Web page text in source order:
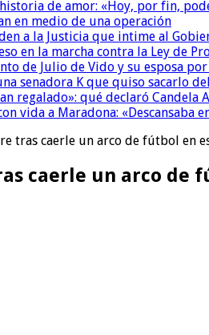
de amor: «Hoy, por fin,
en medio de una operación
a la Justicia que intime al
en la marcha contra la Ley de
de Julio de Vido y su esposa
senadora K que quiso sacarlo
regalado»: qué declaró Candela
vida a Maradona: «Descansaba
tras caerle un arco de fútbol en
caerle un arco de